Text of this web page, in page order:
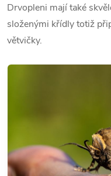
Drvopleni mají také
složenými křídly totiž
větvičky.